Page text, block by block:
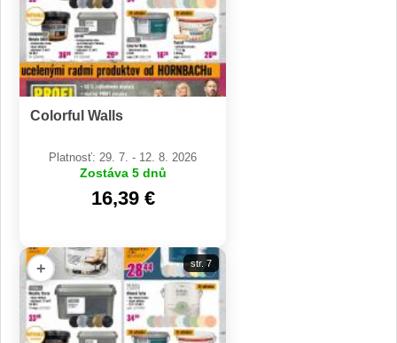
Colorful Walls
Platnosť: 29. 7. - 12. 8. 2026
Zostáva 5 dnů
16,39 €
+ str. 7